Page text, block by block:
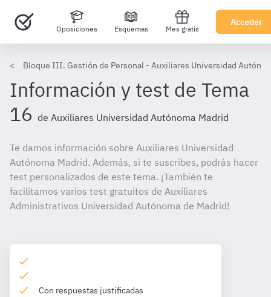
Oposiciones Esquemas Mes gratis
Acceder
Bloque III. Gestión de Personal - Auxiliares Universidad
Información y test de Tema
16 de Auxiliares Universidad Autónoma Madrid
Te damos información sobre Auxiliares Universidad
Autónoma Madrid. Además, si te suscribes, podrás hacer
test personalizados de este tema. ¡También te
facilitamos varios test gratuitos de Auxiliares
Administrativos Universidad Autónoma de Madrid!
Con respuestas justificadas